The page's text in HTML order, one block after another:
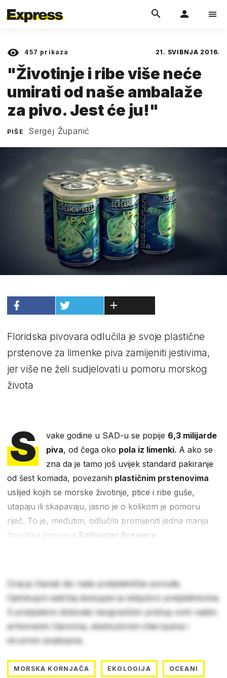
457 prikaza 21. SVIBNJA 2016.
"Životinje i ribe više neće
umirati od naše ambalaže
za pivo. Jest će ju!"
PIŠE Sergej Županić
Floridska pivovara odlučila je svoje plastične
prstenove za limenke piva zamijeniti jestivima,
jer više ne želi sudjelovati u pomoru morskog
života
S vake godine u SAD-u se popije 6,3 milijarde
piva, od čega oko pola iz limenki. A ako se
zna da je tamo još uvijek standard pakiranje
od šest komada, povezanih plastičnim prstenovima
uslijed kojih se morske životinje, ptice i ribe guše,
utapaju ili skapavaju, jasno je o kolikom je pomoru
riječ. To je, međutim, odlučila promijeniti jedna manja
floridska pivovara Saltwater Brewery
Ovaj je članak dio naše pretplatničke ponude.
Cjelokupni sadržaj dostupan je isključivo pretplatnicima.
S pretplatom dobivate neograničen pristup svim našim
arhiviranim člancima, ekskluzivnim intervjuima i
stručnim analizama.
MORSKA KORNJAČA EKOLOGIJA OCEANI